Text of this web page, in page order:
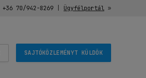
+36 70/942-8269| Ügyfélportál»
SAJTÓKÖZLEMÉNYT KÜLDÖK